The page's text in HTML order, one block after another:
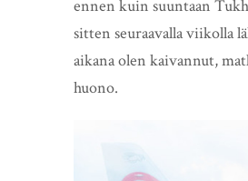
ennen kuin suuntaan
sitten seuraavalla viikolla
aikana olen kaivannut,
huono.